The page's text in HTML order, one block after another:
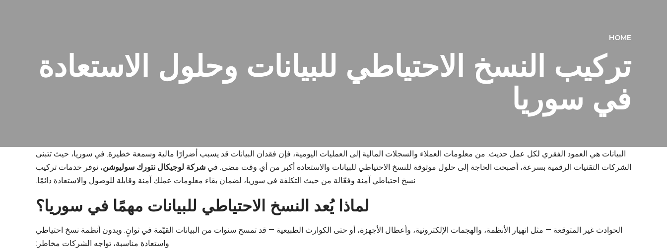
HOME
تركيب النسخ الاحتياطي للبيانات وحلول الاستعادة
في سوريا
البيانات هي العمود الفقري لكل عمل حديث. من معلومات العملاء والسجلات المالية إلى العمليات اليومية، فإن فقدان البيانات قد يسبب أضرارًا مالية وسمعة خطيرة. في سوريا، حيث تتبنى
الشركات التقنيات الرقمية بسرعة، أصبحت الحاجة إلى حلول موثوقة للنسخ الاحتياطي للبيانات والاستعادة أكبر من أي وقت مضى. في شركة لوجيكال نتورك سوليوشن، نوفر خدمات تركيب
نسخ احتياطي آمنة وفعّالة من حيث التكلفة في سوريا، لضمان بقاء معلومات عملك آمنة وقابلة للوصول والاستعادة دائمًا.
لماذا يُعد النسخ الاحتياطي للبيانات مهمًا في سوريا؟
الحوادث غير المتوقعة — مثل انهيار الأنظمة، والهجمات الإلكترونية، وأعطال الأجهزة، أو حتى الكوارث الطبيعية — قد تمسح سنوات من البيانات القيّمة في ثوانٍ. وبدون أنظمة نسخ احتياطي
واستعادة مناسبة، تواجه الشركات مخاطر: